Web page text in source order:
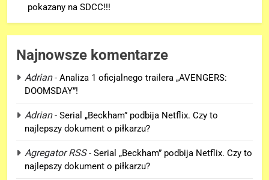
pokazany na SDCC!!!
Najnowsze komentarze
Adrian- Analiza 1 oficjalnego trailera „AVENGERS:
DOOMSDAY”!
Adrian- Serial „Beckham” podbija Netflix. Czy to
najlepszy dokument o piłkarzu?
Agregator RSS- Serial „Beckham” podbija Netflix. Czy to
najlepszy dokument o piłkarzu?
Mamy wgląd na trailer
„AVENGERS: DOOMSDAY”
pokazany na SDCC!!!
FILMY